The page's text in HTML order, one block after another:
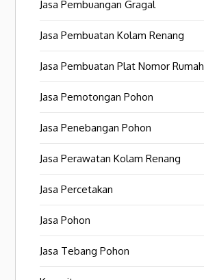
Jasa Pembuangan Gragal
Jasa Pembuatan Kolam Renang
Jasa Pembuatan Plat Nomor Rumah
Jasa Pemotongan Pohon
Jasa Penebangan Pohon
Jasa Perawatan Kolam Renang
Jasa Percetakan
Jasa Pohon
Jasa Tebang Pohon